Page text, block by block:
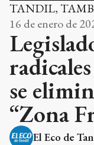
TANDIL,
16 de enero de
se
“Zona
El Eco de